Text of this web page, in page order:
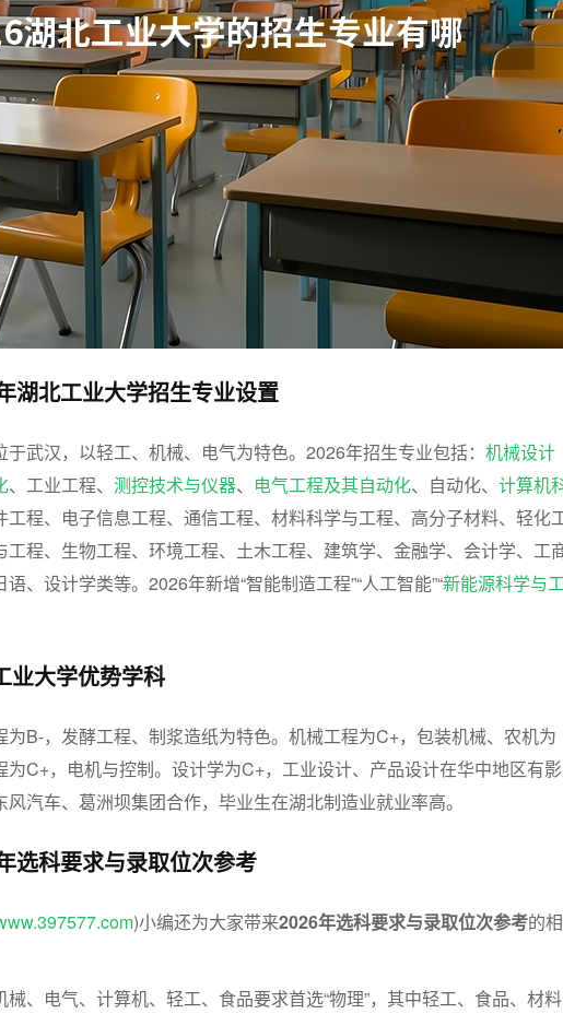
湖北工业大学招生专业设置
于武汉，以轻工、机械、电气为特色。2026年招生专业包括： 机械设计
、工业工程、 测控技术与仪器、 电气工程及其自动化、自动化、 计算机
工程、电子信息工程、通信工程、材料科学与工程、高分子材料、轻化
工程、生物工程、环境工程、土木工程、建筑学、金融学、会计学、工
、设计学类等。2026年新增“智能制造工程”“人工智能”“新能源科学与
业大学优势学科
为B-，发酵工程、制浆造纸为特色。机械工程为C+，包装机械、农机为
为C+，电机与控制。设计学为C+，工业设计、产品设计在华中地区有影
风汽车、葛洲坝集团合作，毕业生在湖北制造业就业率高。
选科要求与录取位次参考
)小编还为大家带来2026年选科要求与录取位次参考的相
械、电气、计算机、轻工、食品要求首选“物理”，其中轻工、食品、材料